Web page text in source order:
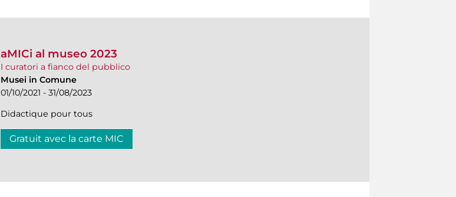
aMICi al museo 2023
I curatori a fianco del pubblico
Musei in Comune
01/10/2021 - 31/08/2023
Didactique pour tous
Gratuit avec la carte MIC